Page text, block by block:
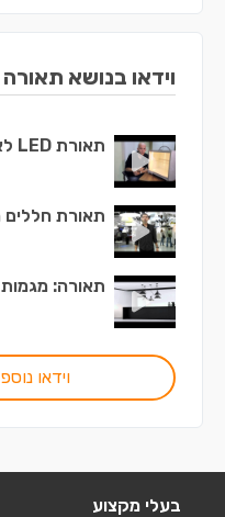
וידאו בנושא תאורה
תאורת LED לארונות
תאורת חללים
תאורה: מגמות
וידאו
בעלי מקצוע